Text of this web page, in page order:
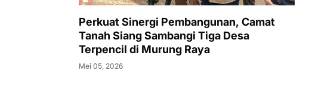
Perkuat Sinergi Pembangunan, Camat
Tanah Siang Sambangi Tiga Desa
Terpencil di Murung Raya
Mei 05, 2026